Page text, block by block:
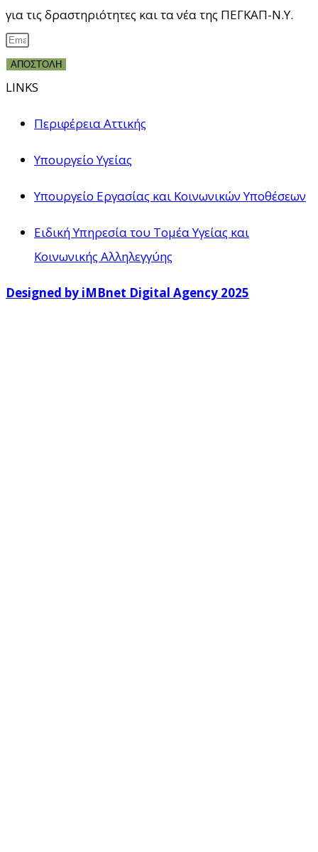
για τις δραστηριότητες και τα νέα της ΠΕΓΚΑΠ-Ν.Υ.
ΑΠΟΣΤΟΛΗ
LINKS
Περιφέρεια Αττικής
Υπουργείο Υγείας
Υπουργείο Εργασίας και Κοινωνικών Υποθέσεων
Ειδική Υπηρεσία του Τομέα Υγείας και
Κοινωνικής Αλληλεγγύης
Designed by iMBnet Digital Agency 2025